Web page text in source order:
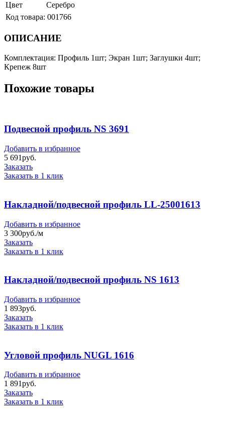
Цвет
Серебро
Код товара: 001766
ОПИСАНИЕ
Комплектация: Профиль 1шт; Экран 1шт; Заглушки 4шт;
Крепеж 8шт
Похожие товары
Подвесной профиль NS 3691
Добавить в избранное
5 691руб.
Заказать
Заказать в 1 клик
Накладной/подвесной профиль LL-25001613
Добавить в избранное
3 300руб./м
Заказать
Заказать в 1 клик
Накладной/подвесной профиль NS 1613
Добавить в избранное
1 893руб.
Заказать
Заказать в 1 клик
Угловой профиль NUGL 1616
Добавить в избранное
1 891руб.
Заказать
Заказать в 1 клик